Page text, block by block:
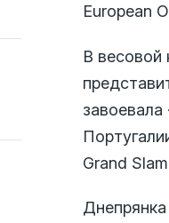
European
В весовой
Grand